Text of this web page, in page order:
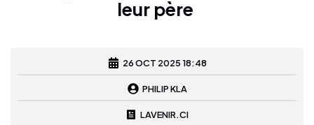
leur père
26 OCT 2025 18:48
PHILIP KLA
LAVENIR.CI